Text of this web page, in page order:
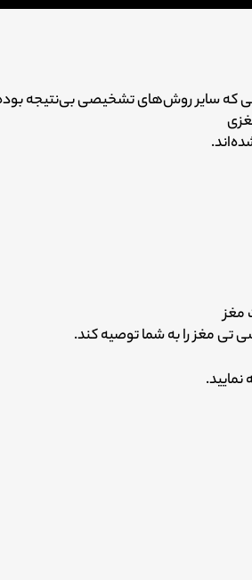
که سایر روش‌های تشخیصی بی‌نتیجه
مغز
تی مغز را به شما توصیه کند.
نمایید.